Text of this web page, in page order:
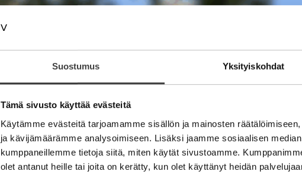
Suostumus Yksityiskohdat
Tämä sivusto käyttää evästeitä
Käytämme evästeitä tarjoamamme sisällön ja mainosten
ja kävijämäärämme analysoimiseen. Lisäksi jaamme sosiaalisen
kumppaneillemme tietoja siitä, miten käytät sivustoamme.
olet antanut heille tai joita on kerätty, kun olet käyttänyt heidän